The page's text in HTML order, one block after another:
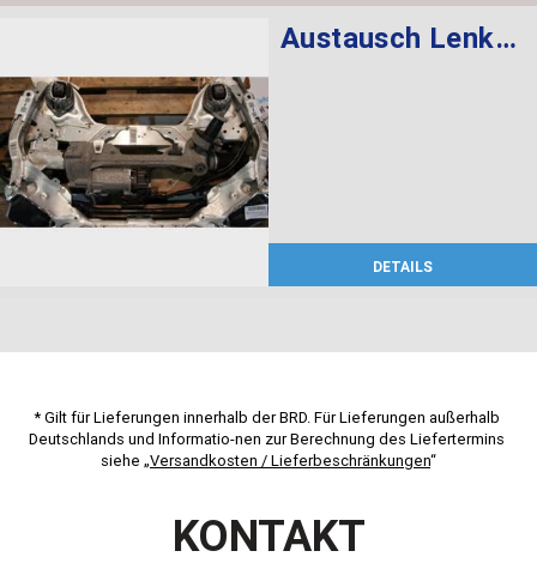
Austausch Lenkgetriebe elektrisch
DETAILS
* Gilt für Lieferungen innerhalb der BRD. Für Lieferungen außerhalb
Deutschlands und Informatio-nen zur Berechnung des Liefertermins
siehe „Versandkosten / Lieferbeschränkungen“
KONTAKT